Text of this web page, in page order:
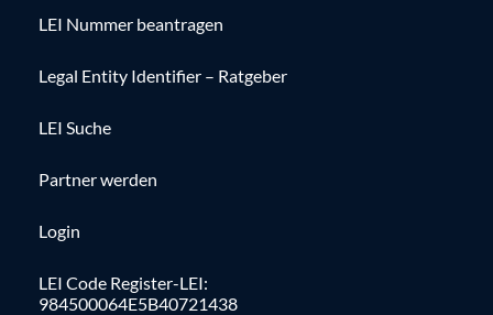
LEI Nummer beantragen
Legal Entity Identifier – Ratgeber
LEI Suche
Partner werden
Login
LEI Code Register-LEI:
984500064E5B40721438